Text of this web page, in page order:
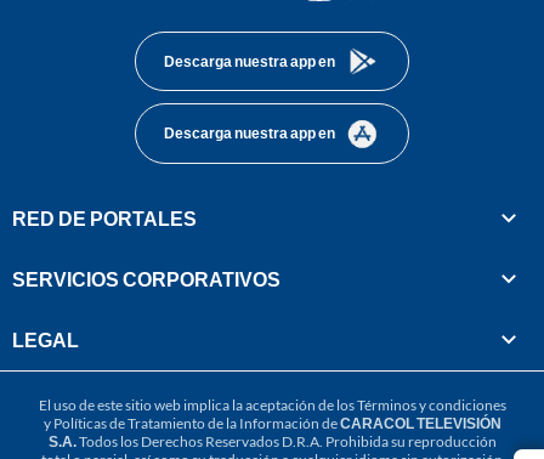
Descarga nuestra app en
Descarga nuestra app en
RED DE PORTALES
SERVICIOS CORPORATIVOS
LEGAL
El uso de este sitio web implica la aceptación de losTérminos y condiciones
y Políticas de Tratamiento de la Información deCARACOL TELEVISIÓN
S.A.Todos los Derechos Reservados D.R.A. Prohibida su reproducción